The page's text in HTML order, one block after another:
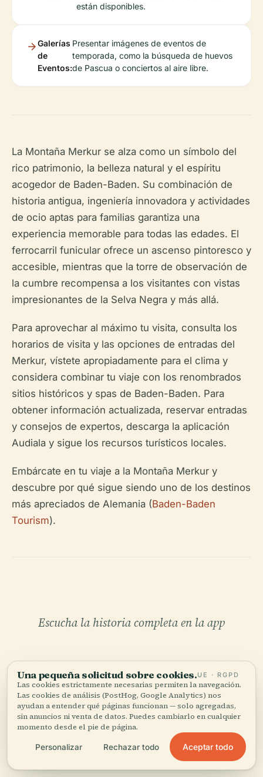
están disponibles.
Galerías
de
Eventos:
Presentar imágenes de eventos de
temporada, como la búsqueda de huevos
de Pascua o conciertos al aire libre.
La Montaña Merkur se alza como un símbolo del
rico patrimonio, la belleza natural y el espíritu
acogedor de Baden-Baden. Su combinación de
historia antigua, ingeniería innovadora y actividades
de ocio aptas para familias garantiza una
experiencia memorable para todas las edades. El
ferrocarril funicular ofrece un ascenso pintoresco y
accesible, mientras que la torre de observación de
la cumbre recompensa a los visitantes con vistas
impresionantes de la Selva Negra y más allá.
Para aprovechar al máximo tu visita, consulta los
horarios de visita y las opciones de entradas del
Merkur, vístete apropiadamente para el clima y
considera combinar tu viaje con los renombrados
sitios históricos y spas de Baden-Baden. Para
obtener información actualizada, reservar entradas
y consejos de expertos, descarga la aplicación
Audiala y sigue los recursos turísticos locales.
Embárcate en tu viaje a la Montaña Merkur y
descubre por qué sigue siendo uno de los destinos
más apreciados de Alemania (Baden-Baden
Tourism).
Escucha la historia completa en la app
TU CURADOR PERSONAL
Todo Mercurio,
bien contado.
Una pequeña solicitud sobre cookies.UE · RGPD
Las cookies estrictamente necesarias permiten la navegación.
Las cookies de análisis (PostHog, Google Analytics) nos
ayudan a entender qué páginas funcionan — solo agregadas,
sin anuncios ni venta de datos. Puedes cambiarlo en cualquier
momento desde el pie de página.
Personalizar Rechazar todo Aceptar todo